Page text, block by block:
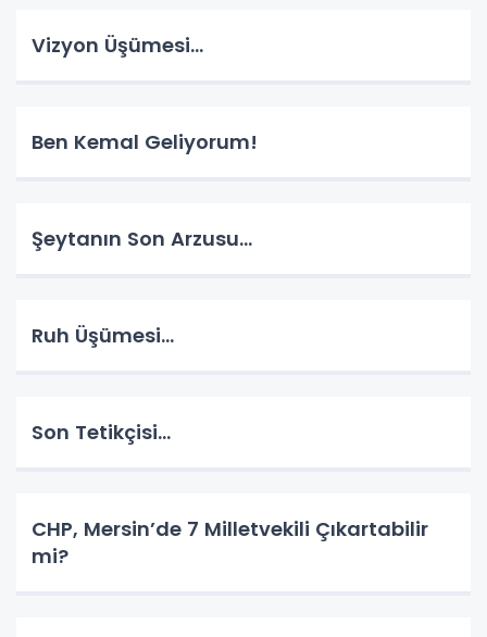
Vizyon Üşümesi…
Ben Kemal Geliyorum!
Şeytanın Son Arzusu…
Ruh Üşümesi…
Son Tetikçisi…
CHP, Mersin’de 7 Milletvekili Çıkartabilir
mi?